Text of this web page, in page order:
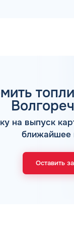
на выпуск
ближайшее
Оставить
Мы свяжемся с